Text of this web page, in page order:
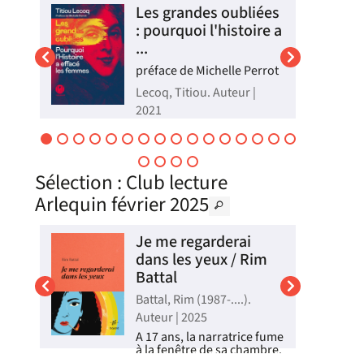
Les grandes oubliées
: pourquoi l'histoire a
...
préface de Michelle Perrot
Lecoq, Titiou. Auteur |
2021
A chaque époque, des
femmes ont agi, dirigé,
créé, gouverné mais elles
n'apparaissent pas dans
les manuels d'histoire. Du
temps des cavernes
jusqu'à nos jours,
les découvertes les plus
récentes, analyse l...
Livre
Sélection : Club lecture
Arlequin février 2025
Je me regarderai
dans les yeux / Rim
Battal
Battal, Rim (1987-....).
Auteur | 2025
A 17 ans, la narratrice fume
à la fenêtre de sa chambre.